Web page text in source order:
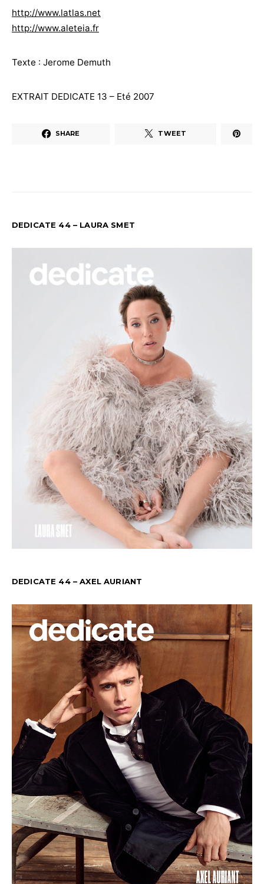
http://www.latlas.net
http://www.aleteia.fr
Texte : Jerome Demuth
EXTRAIT DEDICATE 13 – Eté 2007
SHARE TWEET
DEDICATE 44 – LAURA SMET
DEDICATE 44 – AXEL AURIANT